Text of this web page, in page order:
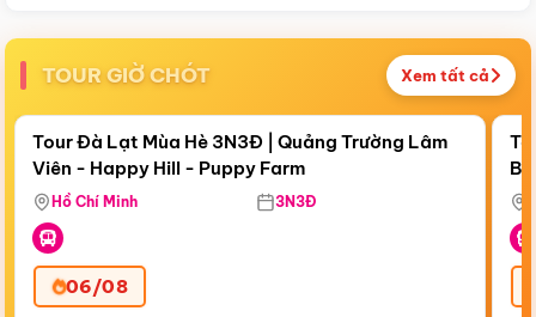
TOUR GIỜ CHÓT Xem tất cả
Còn20:30:39
Điểm nổi bật
Tour Đà Lạt Mùa Hè 3N3Đ | Quảng Trường Lâm
Viên - Happy Hill - Puppy Farm
Hồ Chí Minh 3N3Đ
06/08